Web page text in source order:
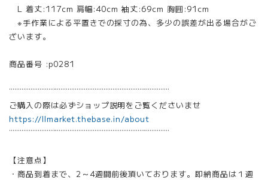
L 着丈:117cm 肩幅:40cm 袖丈:69cm 胸囲:91cm
※手作業による平置きでの採寸の為、多少の誤差が出る場合がご
ざいます。
商品番号 :p0281
¨¨¨¨¨¨¨¨¨¨¨¨¨¨¨¨¨¨¨¨¨¨¨¨¨¨¨¨¨¨¨¨¨¨¨¨¨¨¨¨¨¨¨¨¨
ご購入の際は必ずショップ説明をご覧くださいませ
https://llmarket.thebase.in/about
¨¨¨¨¨¨¨¨¨¨¨¨¨¨¨¨¨¨¨¨¨¨¨¨¨¨¨¨¨¨¨¨¨¨¨¨¨¨¨¨¨¨¨¨¨
【注意点】
・商品到着まで、2～4週間前後頂いております。即納商品は１週